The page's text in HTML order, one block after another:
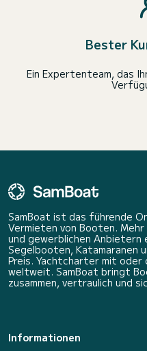
Bester
Ein Expertenteam, das
SamBoat ist das führende
Vermieten von Booten.
und gewerblichen Anbietern
Segelbooten, Katamaranen
Preis. Yachtcharter mit oder
weltweit. SamBoat bringt
zusammen, vertraulich und
Informationen